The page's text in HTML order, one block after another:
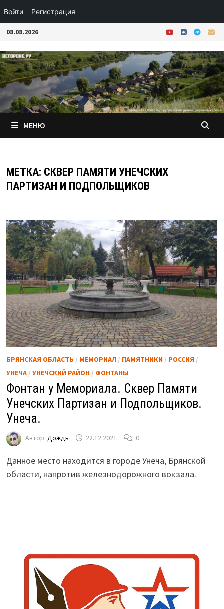
Войти Регистрация
Перейти
содержимому
08.08.2026
МЕНЮ
МЕТКА: СКВЕР ПАМЯТИ УНЕЧСКИХ
ПАРТИЗАН И ПОДПОЛЬЩИКОВ
БРЯНСКАЯ ОБЛАСТЬ / МЕМОРИАЛ/ ПАМЯТНИКИ/ РОССИЯ /
УНЕЧА/ УНЕЧСКИЙ РАЙОН/ ФОНТАНЫ
Фонтан у Мемориала. Сквер Памяти
Унечских Партизан и Подпольщиков.
Унеча.
Автор: Дождь 22.12.2021 0
Данное место находится в городе Унеча, Брянской
области, напротив железнодорожного вокзала.